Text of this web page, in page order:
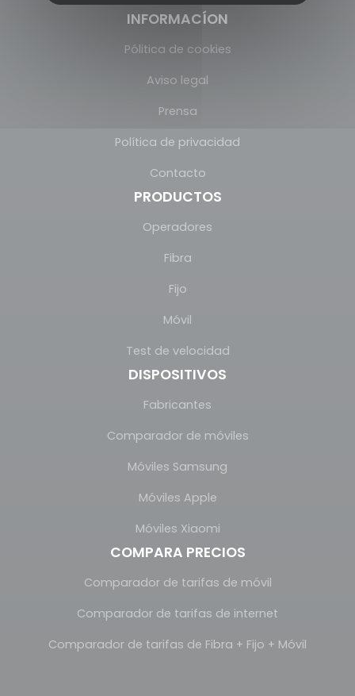
INFORMACÍON
Pólitica de cookies
Aviso legal
Prensa
Política de privacidad
Contacto
PRODUCTOS
Operadores
Fibra
Fijo
Móvil
Test de velocidad
DISPOSITIVOS
Fabricantes
Comparador de móviles
Móviles Samsung
Móviles Apple
Móviles Xiaomi
COMPARA PRECIOS
Comparador de tarifas de móvil
Comparador de tarifas de internet
Comparador de tarifas de Fibra + Fijo + Móvil